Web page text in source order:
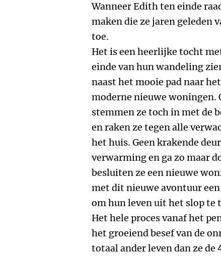
Wanneer Edith ten einde
maken die ze jaren geleden
toe.
Het is een heerlijke tocht
einde van hun wandeling
naast het mooie pad naar
moderne nieuwe woningen.
stemmen ze toch in met de
en raken ze tegen alle
het huis. Geen krakende
verwarming en ga zo maar
besluiten ze een nieuwe
met dit nieuwe avontuur
om hun leven uit het slop te
Het hele proces vanaf het
het groeiend besef van de
totaal ander leven dan ze de